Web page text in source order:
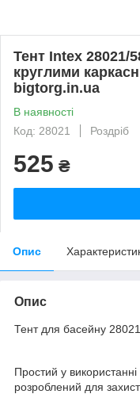
Тент Intex 28021/
круглими
bigtorg.in.ua
В наявності
Код: 28021
Роздріб
525 ₴
Опис
Опис
Тент для басейну 28021
Простий у
розроблений для